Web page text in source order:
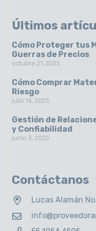
Últimos
Cómo Proteger tus
Guerras de Precios
octubre 21, 2025
Cómo Comprar
Riesgo
julio 14, 2025
Gestión de
y Confiabilidad
junio 3, 2025
Contáctanos
Lucas Alamán